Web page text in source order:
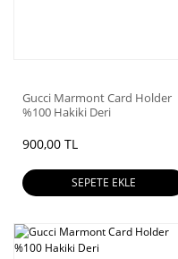
Gucci Marmont Card Holder
%100 Hakiki Deri
900,00 TL
SEPETE EKLE